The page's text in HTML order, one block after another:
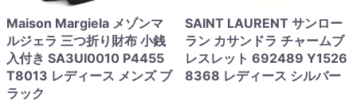
Maison Margiela メゾンマ
ルジェラ 三つ折り財布 小銭
入付き SA3UI0010 P4455
T8013 レディース メンズ ブ
ラック
SAINT LAURENT サンロー
ラン カサンドラ チャームブ
レスレット 692489 Y1526
8368 レディース シルバー